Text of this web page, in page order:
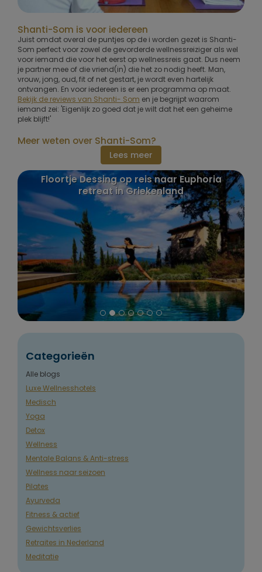
Shanti-Som is voor iedereen
Juist omdat overal de puntjes op de i worden gezet is Shanti-
Som perfect voor zowel de gevorderde wellnessreiziger als wel
voor iemand die voor het eerst op wellnessreis gaat. Dus neem
je partner mee of die vriend(in) die het zo nodig heeft. Man,
vrouw, jong, oud, fit of net gestart, je wordt even hartelijk
ontvangen. En voor iedereen is er een programma op maat.
Bekijk de reviews van Shanti- Som en je begrijpt waarom
iemand zei: 'Eigenlijk zo goed dat je wilt dat het een geheime
plek blijft!'
Meer weten over Shanti-Som?
Lees meer
Floortje Dessing op reis naar Euphoria
retreat in Griekenland
Categorieën
Alle blogs
Luxe Wellnesshotels
Medisch
Yoga
Detox
Wellness
Mentale Balans & Anti-stress
Wellness naar seizoen
Pilates
Ayurveda
Fitness & actief
Gewichtsverlies
Retraites in Nederland
Meditatie